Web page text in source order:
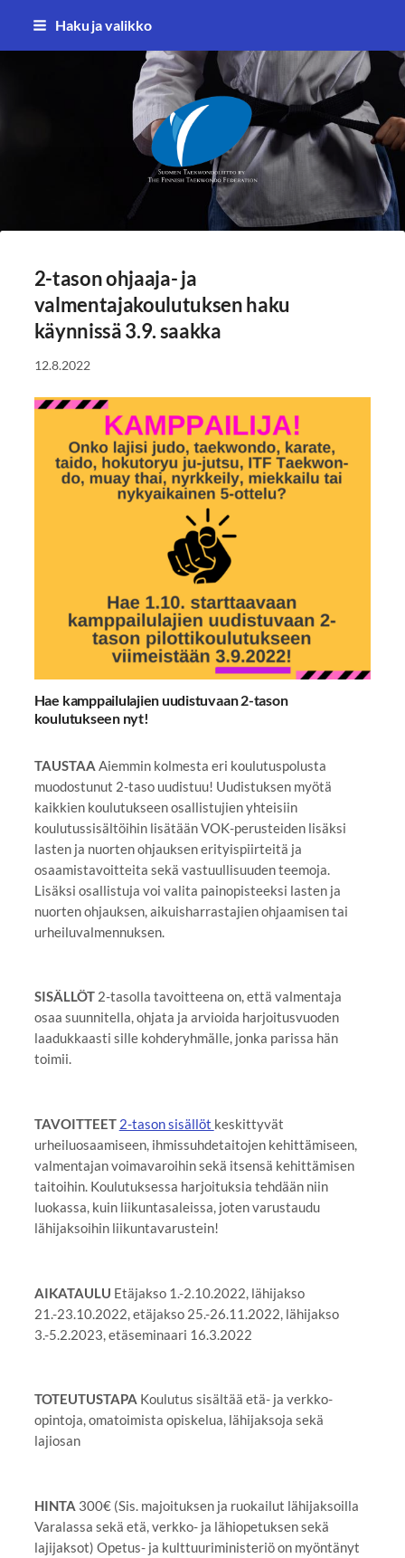
Siirry
Haku ja valikko
Suomen Taekwondoliitto ry
2-tason ohjaaja- ja
valmentajakoulutuksen haku
käynnissä 3.9. saakka
12.8.2022
Hae kamppailulajien uudistuvaan 2-tason
koulutukseen nyt!
TAUSTAA Aiemmin kolmesta eri koulutuspolusta
muodostunut 2-taso uudistuu! Uudistuksen myötä
kaikkien koulutukseen osallistujien yhteisiin
koulutussisältöihin lisätään VOK-perusteiden lisäksi
lasten ja nuorten ohjauksen erityispiirteitä ja
osaamistavoitteita sekä vastuullisuuden teemoja.
Lisäksi osallistuja voi valita painopisteeksi lasten ja
nuorten ohjauksen, aikuisharrastajien ohjaamisen tai
urheiluvalmennuksen.
SISÄLLÖT 2-tasolla tavoitteena on, että valmentaja
osaa suunnitella, ohjata ja arvioida harjoitusvuoden
laadukkaasti sille kohderyhmälle, jonka parissa hän
toimii.
TAVOITTEET 2-tason sisällöt keskittyvät
urheiluosaamiseen, ihmissuhdetaitojen kehittämiseen,
valmentajan voimavaroihin sekä itsensä kehittämisen
taitoihin. Koulutuksessa harjoituksia tehdään niin
luokassa, kuin liikuntasaleissa, joten varustaudu
lähijaksoihin liikuntavarustein!
AIKATAULU Etäjakso 1.-2.10.2022, lähijakso
21.-23.10.2022, etäjakso 25.-26.11.2022, lähijakso
3.-5.2.2023, etäseminaari 16.3.2022
TOTEUTUSTAPA Koulutus sisältää etä- ja verkko-
opintoja, omatoimista opiskelua, lähijaksoja sekä
lajiosan
HINTA 300€ (Sis. majoituksen ja ruokailut lähijaksoilla
Varalassa sekä etä, verkko- ja lähiopetuksen sekä
lajijaksot) Opetus- ja kulttuuriministeriö on myöntänyt